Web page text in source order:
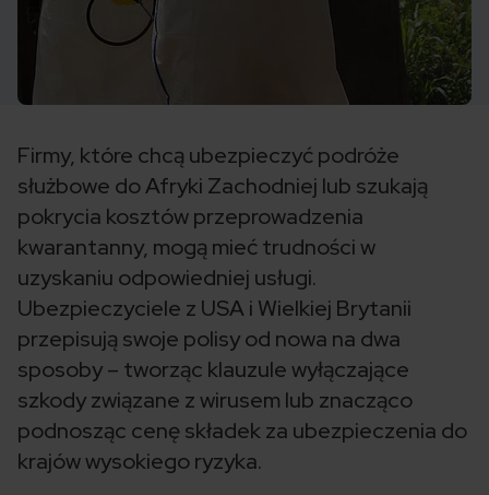
Firmy, które chcą ubezpieczyć podróże
służbowe do Afryki Zachodniej lub szukają
pokrycia kosztów przeprowadzenia
kwarantanny, mogą mieć trudności w
uzyskaniu odpowiedniej usługi.
Ubezpieczyciele z USA i Wielkiej Brytanii
przepisują swoje polisy od nowa na dwa
sposoby – tworząc klauzule wyłączające
szkody związane z wirusem lub znacząco
podnosząc cenę składek za ubezpieczenia do
krajów wysokiego ryzyka.